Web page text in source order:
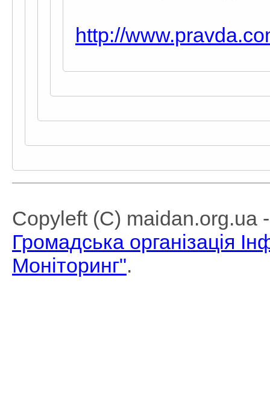
http://
Copyleft (C) maidan.org.ua
Громадська організація
Моніторинг".